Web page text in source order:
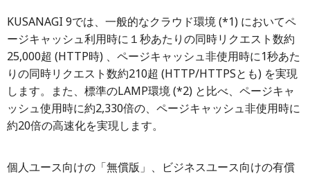
KUSANAGI 9では、一般的なクラウド環境 (*1) においてペ
ージキャッシュ利用時に１秒あたりの同時リクエスト数約
25,000超 (HTTP時) 、ページキャッシュ非使用時に1秒あた
りの同時リクエスト数約210超 (HTTP/HTTPSとも) を実現
します。また、標準のLAMP環境 (*2) と比べ、ページキャ
ッシュ使用時に約2,330倍の、ページキャッシュ非使用時に
約20倍の高速化を実現します。
個人ユース向けの「無償版」、ビジネスユース向けの有償